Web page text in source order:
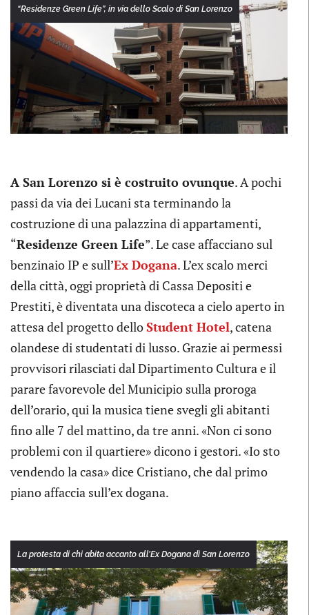
“Residenze Green Life”, in via dello Scalo di San Lorenzo
A San Lorenzo si è costruito ovunque. A pochi
passi da via dei Lucani sta terminando la
costruzione di una palazzina di appartamenti,
“Residenze Green Life”. Le case affacciano sul
benzinaio IP e sull’Ex Dogana. L’ex scalo merci
della città, oggi proprietà di Cassa Depositi e
Prestiti, è diventata una discoteca a cielo aperto in
attesa del progetto delloStudent Hotel, catena
olandese di studentati di lusso. Grazie ai permessi
provvisori rilasciati dal Dipartimento Cultura e il
parare favorevole del Municipio sulla proroga
dell’orario, qui la musica tiene svegli gli abitanti
fino alle 7 del mattino, da tre anni. «Non ci sono
problemi con il quartiere» dicono i gestori. «Io sto
vendendo la casa» dice Cristiano, che dal primo
piano affaccia sull’ex dogana.
La protesta di chi abita accanto all’Ex Dogana di San Lorenzo